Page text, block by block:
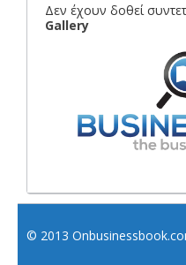
Δεν έχουν δοθεί
Gallery
© 2013